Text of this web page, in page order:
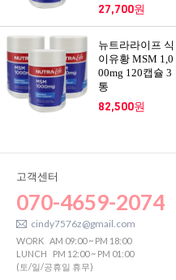
27,700원
뉴트라라이프 식
이유황 MSM 1,0
00mg 120캡슐 3
통
82,500원
고객센터
070-4659-2074
cindy7576z@gmail.com
WORK AM 09:00 ~ PM 18:00
LUNCH
PM 12:00 ~ PM 01:00
(토/일/공휴일 휴무)